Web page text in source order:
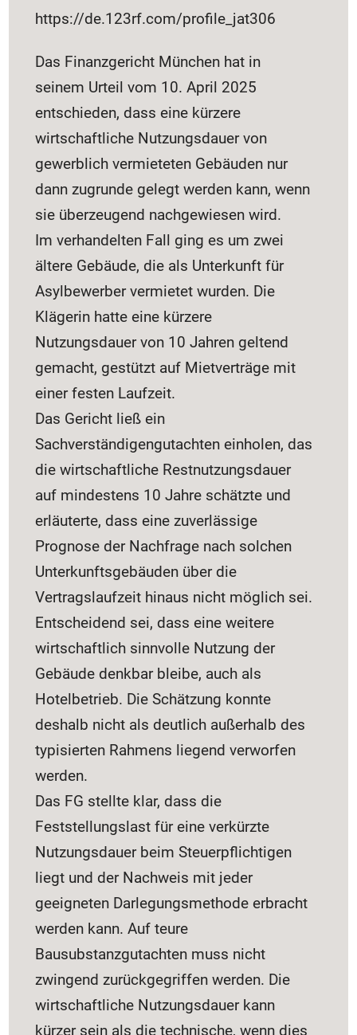
https://de.123rf.com/profile_jat306
Das Finanzgericht München hat in
seinem Urteil vom 10. April 2025
entschieden, dass eine kürzere
wirtschaftliche Nutzungsdauer von
gewerblich vermieteten Gebäuden nur
dann zugrunde gelegt werden kann, wenn
sie überzeugend nachgewiesen wird.
Im verhandelten Fall ging es um zwei
ältere Gebäude, die als Unterkunft für
Asylbewerber vermietet wurden. Die
Klägerin hatte eine kürzere
Nutzungsdauer von 10 Jahren geltend
gemacht, gestützt auf Mietverträge mit
einer festen Laufzeit.
Das Gericht ließ ein
Sachverständigengutachten einholen, das
die wirtschaftliche Restnutzungsdauer
auf mindestens 10 Jahre schätzte und
erläuterte, dass eine zuverlässige
Prognose der Nachfrage nach solchen
Unterkunftsgebäuden über die
Vertragslaufzeit hinaus nicht möglich sei.
Entscheidend sei, dass eine weitere
wirtschaftlich sinnvolle Nutzung der
Gebäude denkbar bleibe, auch als
Hotelbetrieb. Die Schätzung konnte
deshalb nicht als deutlich außerhalb des
typisierten Rahmens liegend verworfen
werden.
Das FG stellte klar, dass die
Feststellungslast für eine verkürzte
Nutzungsdauer beim Steuerpflichtigen
liegt und der Nachweis mit jeder
geeigneten Darlegungsmethode erbracht
werden kann. Auf teure
Bausubstanzgutachten muss nicht
zwingend zurückgegriffen werden. Die
wirtschaftliche Nutzungsdauer kann
kürzer sein als die technische, wenn dies